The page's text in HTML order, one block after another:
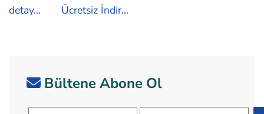
detay...
Ücretsiz İndir...
Bültene Abone Ol